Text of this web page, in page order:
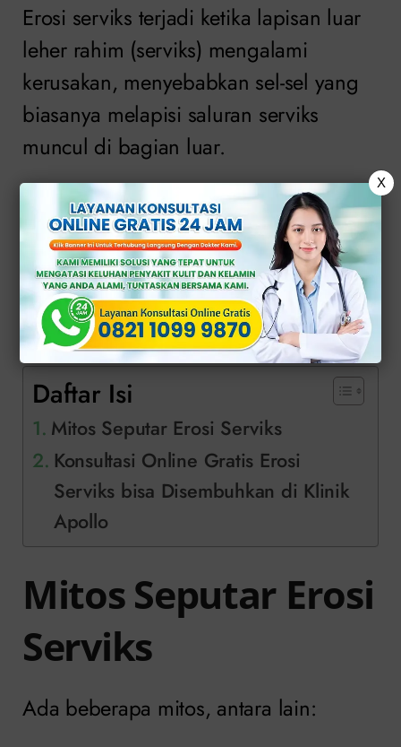
Erosi serviks terjadi ketika lapisan luar
leher rahim (serviks) mengalami
kerusakan, menyebabkan sel-sel yang
biasanya melapisi saluran serviks
muncul di bagian luar.
Meskipun namanya mungkin
menakutkan, sebagian besar kasus
erosi serviks tidak berkaitan dengan
kanker dan dapat terobati.
>>KONSULTASI ONLINE GRATIS DI SINI<<
Daftar Isi
Mitos Seputar Erosi Serviks
Konsultasi Online Gratis Erosi
Serviks bisa Disembuhkan di Klinik
Apollo
Mitos Seputar Erosi
Serviks
Ada beberapa mitos, antara lain:
X